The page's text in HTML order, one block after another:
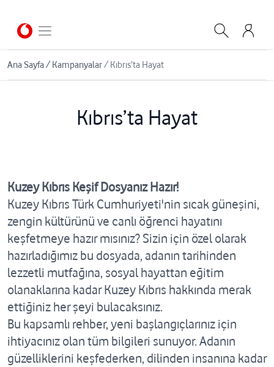
Ana Sayfa/ Kampanyalar/ Kıbrıs’ta Hayat
Kıbrıs’ta Hayat
Kuzey Kıbrıs Keşif Dosyanız Hazır!
Kuzey Kıbrıs Türk Cumhuriyeti'nin sıcak güneşini,
zengin kültürünü ve canlı öğrenci hayatını
keşfetmeye hazır mısınız? Sizin için özel olarak
hazırladığımız bu dosyada, adanın tarihinden
lezzetli mutfağına, sosyal hayattan eğitim
olanaklarına kadar Kuzey Kıbrıs hakkında merak
ettiğiniz her şeyi bulacaksınız.
Bu kapsamlı rehber, yeni başlangıçlarınız için
ihtiyacınız olan tüm bilgileri sunuyor. Adanın
güzelliklerini keşfederken, dilinden insanına kadar